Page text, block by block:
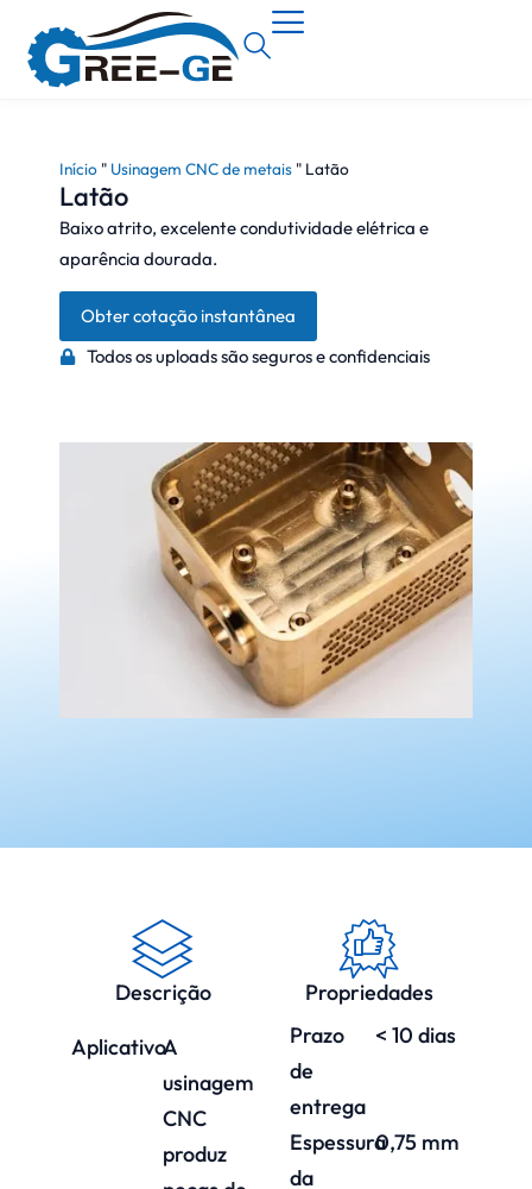
Início " Usinagem CNC de metais " Latão
Latão
Baixo atrito, excelente condutividade elétrica e
aparência dourada.
Obter cotação instantânea
Todos os uploads são seguros e confidenciais
Descrição
AplicativoA
usinagem
CNC
produz
Propriedades
Prazo
de
entrega
< 10 dias
Espessura
da
0,75 mm